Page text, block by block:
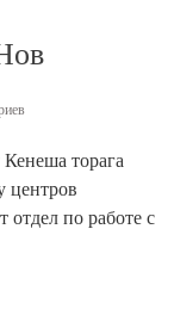
торага
центров
отдел по работе с